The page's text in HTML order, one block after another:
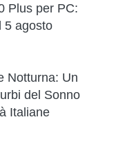
Plus per PC:
5 agosto
Notturna: Un
del Sonno
Italiane